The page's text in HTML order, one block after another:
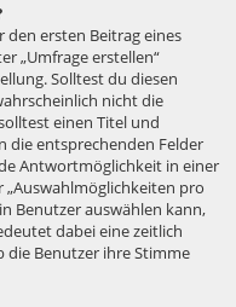
ersten Beitrag eines
„Umfrage erstellen“
Solltest du diesen
nicht die
einen Titel und
die entsprechenden Felder
Antwortmöglichkeit in einer
pro
Benutzer auswählen kann,
dabei eine zeitlich
die Benutzer ihre Stimme